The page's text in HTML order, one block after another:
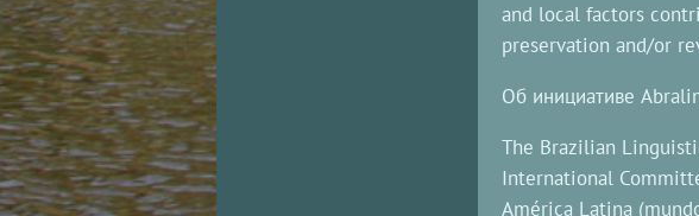
and local factors
preservation and/or
Об инициативе
The Brazilian
International
América Latina